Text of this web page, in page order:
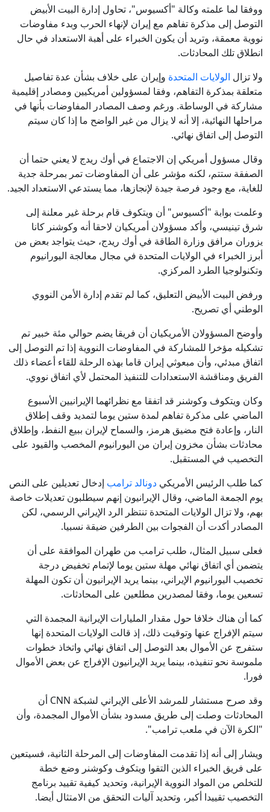
ووفقا لما علمته وكالة "أكسيوس"، تحاول إدارة البيت الأبيض
التوصل إلى مذكرة تفاهم مع إيران لإنهاء الحرب وبدء مفاوضات
نووية معمقة، وتريد أن يكون الخبراء على أهبة الاستعداد في حال
انطلاق تلك المحادثات.
ولا تزال الولايات المتحدة وإيران على خلاف بشأن عدة تفاصيل
متعلقة بمذكرة التفاهم، وفقا لمسؤولين أمريكيين ومصادر إقليمية
مشاركة في الوساطة. ورغم وصف المصادر المفاوضات بأنها في
مراحلها النهائية، إلا أنه لا يزال من غير الواضح ما إذا كان سيتم
التوصل إلى اتفاق نهائي.
وقال مسؤول أمريكي إن الاجتماع في أوك ريدج لا يعني حتما أن
الصفقة ستتم، لكنه مؤشر على أن المفاوضات تمر بمرحلة جدية
للغاية، مع وجود فرصة جيدة لإنجازها، مما يستدعي الاستعداد الجيد.
وعلمت بوابة "أكسيوس" أن ويتكوف قام برحلة غير معلنة إلى
شرق تينيسي، وأكد مسؤولان أمريكيان لاحقا أنه وكوشنر كانا
يزوران مرافق وزارة الطاقة في أوك ريدج، حيث يتواجد بعض من
أبرز الخبراء في الولايات المتحدة في مجال معالجة اليورانيوم
وتكنولوجيا الطرد المركزي.
ورفض البيت الأبيض التعليق، كما لم تقدم إدارة الأمن النووي
الوطني أي تصريح.
وأوضح المسؤولان الأمريكيان أن فريقا يضم حوالي مئة خبير تم
تشكيله مؤخرا للمشاركة في المفاوضات النووية إذا تم التوصل إلى
اتفاق مبدئي، وأن مبعوثي إيران قاما بهذه الرحلة للقاء أعضاء ذلك
الفريق ومناقشة الاستعدادات للتنفيذ المحتمل لأي اتفاق نووي.
وكان ويتكوف وكوشنر قد اتفقا مع نظرائهما الإيرانيين الأسبوع
الماضي على مذكرة تفاهم لمدة ستين يوما لتمديد وقف إطلاق
النار، وإعادة فتح مضيق هرمز، والسماح لإيران ببيع النفط، وإطلاق
محادثات بشأن مخزون إيران من اليورانيوم المخصب والقيود على
التخصيب في المستقبل.
كما طلب الرئيس الأمريكي دونالد ترامب إدخال تعديلين على النص
يوم الجمعة الماضي، وقال الإيرانيون إنهم سيطلبون تعديلات خاصة
بهم، ولا تزال الولايات المتحدة تنتظر الرد الإيراني الرسمي، لكن
المصادر أكدت أن الفجوات بين الطرفين ضيقة نسبيا.
فعلى سبيل المثال، طلب ترامب من طهران الموافقة على أن
يتضمن أي اتفاق نهائي مهلة ستين يوما لإتمام تخفيض درجة
تخصيب اليورانيوم الإيراني، بينما يريد الإيرانيون أن تكون المهلة
تسعين يوما، وفقا لمصدرين مطلعين على المحادثات.
كما أن هناك خلافا حول مقدار المليارات الإيرانية المجمدة التي
سيتم الإفراج عنها وتوقيت ذلك، إذ قالت الولايات المتحدة إنها
ستفرج عن الأموال بعد التوصل إلى اتفاق نهائي واتخاذ خطوات
ملموسة نحو تنفيذه، بينما يريد الإيرانيون الإفراج عن بعض الأموال
فورا.
وقد صرح مستشار للمرشد الأعلى الإيراني لشبكة CNN أن
المحادثات وصلت إلى طريق مسدود بشأن الأموال المجمدة، وأن
"الكرة الآن في ملعب ترامب".
ويشار إلى أنه إذا تقدمت المفاوضات إلى المرحلة الثانية، فسيتعين
على فريق الخبراء الذين التقوا ويتكوف وكوشنر وضع خطة
للتخلص من المواد النووية الإيرانية، وتحديد كيفية تقييد برنامج
التخصيب تقييدا أكبر، وتحديد آليات التحقق من الامتثال أيضا.